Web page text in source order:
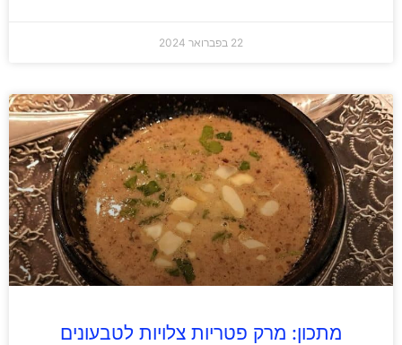
22 בפברואר 2024
מתכון: מרק פטריות צלויות לטבעונים